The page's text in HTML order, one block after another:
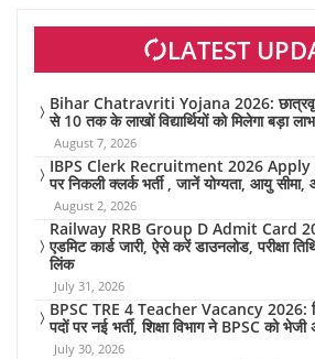
LATEST
Bihar Chatravriti Yojana 2026: छात्रवृत्ति
से 10 तक के लाखों विद्यार्थियों को मिलेगा बड़ा लाभ
August 7, 2026
IBPS Clerk Recruitment 2026 Apply
पर निकली क्लर्क भर्ती , जानें योग्यता, आयु
August 2, 2026
Railway RRB Group D Admit Card
एडमिट कार्ड जारी, ऐसे करें डाउनलोड, परीक्षा
लिंक
July 31, 2026
BPSC TRE 4 Teacher Vacancy 2026:
पदों पर नई भर्ती, शिक्षा विभाग ने BPSC को भेजी
July 30, 2026